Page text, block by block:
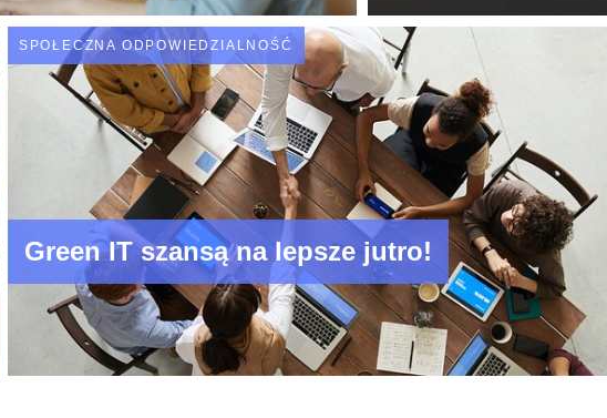
SPOŁECZNA ODPOWIEDZIALNOŚĆ
Green IT szansą na lepsze jutro!